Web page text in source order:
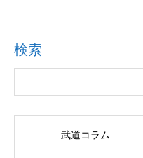
検索
武道コラム